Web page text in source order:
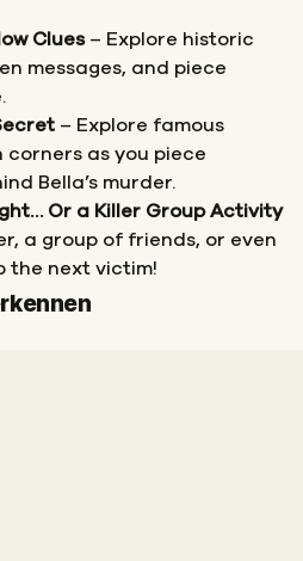
Clues– Explore historic
messages, and piece
– Explore famous
corners as you piece
Bella’s murder.
Or a Killer Group Activity
a group of friends, or even
the next victim!